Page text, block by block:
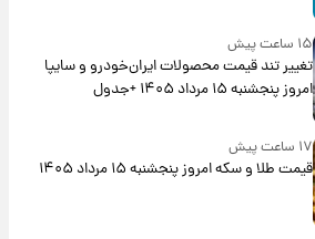
۱۵ ساعت پیش
تغییر تند قیمت محصولات ایران‌خودرو و سایپا
امروز پنجشنبه ۱۵ مرداد ۱۴۰۵ +جدول
۱۷ ساعت پیش
قیمت طلا و سکه امروز پنجشنبه ۱۵ مرداد ۱۴۰۵